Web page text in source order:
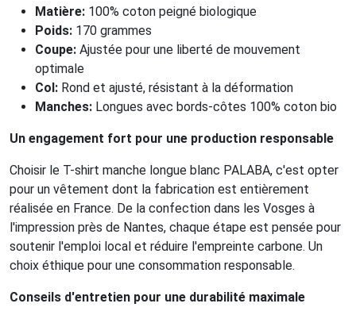
Matière: 100% coton peigné biologique
Poids: 170 grammes
Coupe: Ajustée pour une liberté de mouvement
optimale
Col: Rond et ajusté, résistant à la déformation
Manches: Longues avec bords-côtes 100% coton bio
Un engagement fort pour une production responsable
Choisir le T-shirt manche longue blanc PALABA, c'est opter
pour un vêtement dont la fabrication est entièrement
réalisée en France. De la confection dans les Vosges à
l'impression près de Nantes, chaque étape est pensée pour
soutenir l'emploi local et réduire l'empreinte carbone. Un
choix éthique pour une consommation responsable.
Conseils d'entretien pour une durabilité maximale